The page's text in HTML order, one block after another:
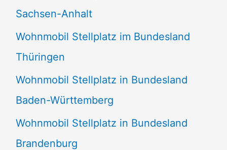
Sachsen-Anhalt
Wohnmobil Stellplatz im Bundesland
Thüringen
Wohnmobil Stellplatz in Bundesland
Baden-Württemberg
Wohnmobil Stellplatz in Bundesland
Brandenburg